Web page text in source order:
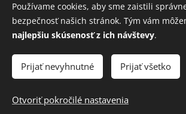
DO KOŠÍKA
© 2024 Všetky práva
Obchodné podmienky|Ochrana
Cookies
Používame cookies, aby sme zaistili
bezpečnosť našich stránok. Tým vám
najlepšiu skúsenosť z ich návštevy.
Prijať nevyhnutné Prijať všetko
Otvoriť pokročilé nastavenia